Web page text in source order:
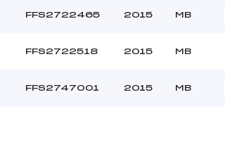
FFS2722465 2015 MB
FFS2722518 2015 MB
FFS2747001 2015 MB